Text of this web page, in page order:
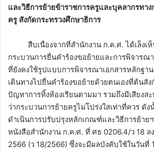
และวิธีการย้ายข้าราชการครูและบุคลากรทา
ครู สังกัดกระทรวงศึกษาธิการ
สืบเนื่องจากที่สำนักงาน ก.ค.ศ. ได้เล็งเ
กระบวนการยื่นคำร้องขอย้ายและการพิจารณ
ที่ยังคงใช้รูปแบบการพิจารณาเอกสารหลักฐา
เดินทางไปยื่นคำร้องขอย้ายด้วยตนเองที่ต้นสัง
ปัญหาการทิ้งห้องเรียนตามมา รวมถึงมีเสียงส
ว่ากระบวนการย้ายครูไม่โปร่งใสเท่าที่ควร ดั
ดำเนินการปรับปรุงหลักเกณฑ์และวิธีการย้าย
หนังสือสำนักงาน ก.ค.ศ. ที่ ศธ 0206.4/ว 18 ล
2566 (ว 18/2566) ซึ่งจะมีผลบังคับใช้ในวันที่